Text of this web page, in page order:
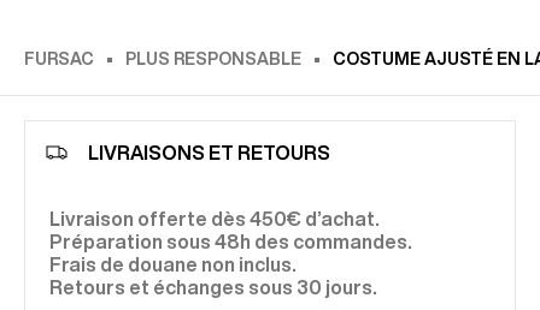
FURSAC PLUS RESPONSABLE COSTUME AJUSTÉ EN
LIVRAISONS ET RETOURS
Livraison offerte dès 450€ d’achat.
Préparation sous 48h des commandes.
Frais de douane non inclus.
Retours et échanges sous 30 jours.